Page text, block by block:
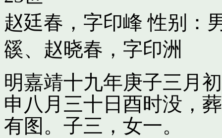
赵廷春，字印峰 性别：
豀、 赵晓春，字印洲
明嘉靖十九年庚子三月
申八月三十日酉时没，
有图。子三，女一。